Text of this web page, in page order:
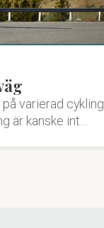
varierad cykling.
är kanske int…